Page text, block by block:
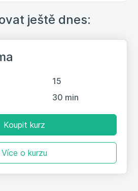
ještě dnes:
15
30 min
Koupit kurz
Více o kurzu